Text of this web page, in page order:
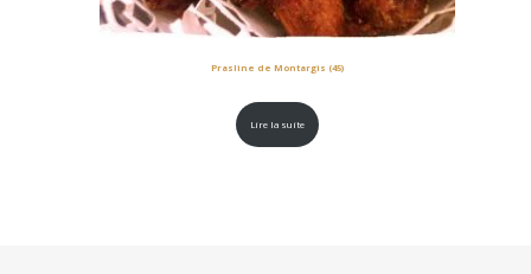
Prasline de Montargis (45)
Lire la suite